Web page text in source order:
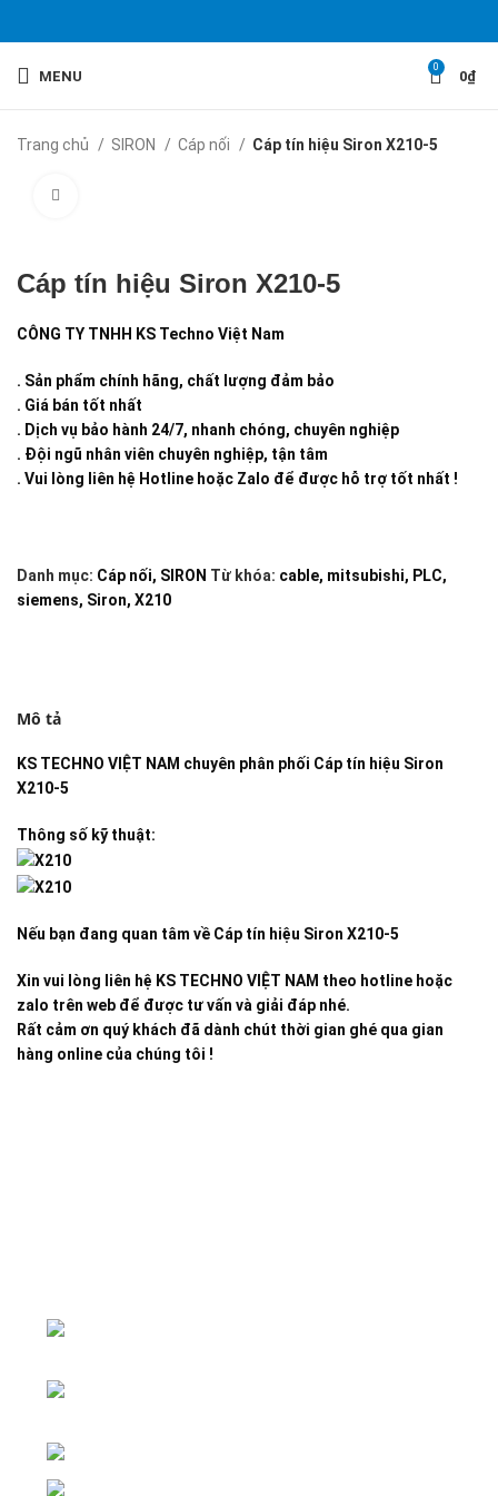
MENU
0
0₫
Trang chủ SIRON Cáp nối Cáp tín hiệu Siron X210-5
Cáp tín hiệu Siron X210-5
CÔNG TY TNHH KS Techno Việt Nam
. Sản phẩm chính hãng, chất lượng đảm bảo
. Giá bán tốt nhất
. Dịch vụ bảo hành 24/7, nhanh chóng, chuyên nghiệp
. Đội ngũ nhân viên chuyên nghiệp, tận tâm
. Vui lòng liên hệ Hotline hoặc Zalo để được hỗ trợ tốt nhất !
Danh mục: Cáp nối, SIRON Từ khóa: cable, mitsubishi, PLC,
siemens, Siron, X210
Mô tả
KS TECHNO VIỆT NAM chuyên phân phối Cáp tín hiệu Siron
X210-5
Thông số kỹ thuật:
Nếu bạn đang quan tâm về Cáp tín hiệu Siron X210-5
Xin vui lòng liên hệ KS TECHNO VIỆT NAM theo hotline hoặc
zalo trên web để được tư vấn và giải đáp nhé.
Rất cảm ơn quý khách đã dành chút thời gian ghé qua gian
hàng online của chúng tôi !